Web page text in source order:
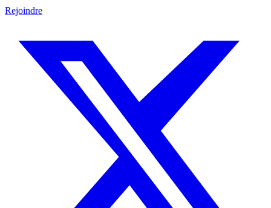
Rejoindre